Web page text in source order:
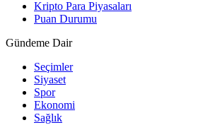
Kripto Para Piyasaları
Puan Durumu
Gündeme Dair
Seçimler
Siyaset
Spor
Ekonomi
Sağlık